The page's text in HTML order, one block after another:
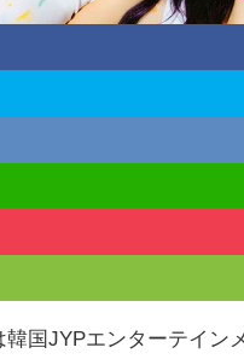
韓国JYPエンターテイン